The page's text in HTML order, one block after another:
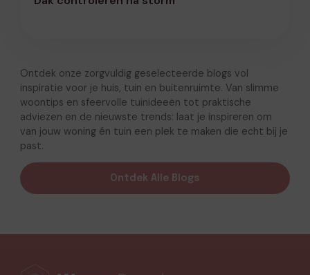
Ontdek onze zorgvuldig geselecteerde blogs vol
inspiratie voor je huis, tuin en buitenruimte. Van slimme
woontips en sfeervolle tuinideeën tot praktische
adviezen en de nieuwste trends: laat je inspireren om
van jouw woning én tuin een plek te maken die echt bij je
past.
Ontdek Alle Blogs